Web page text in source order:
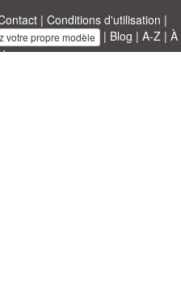
| Conditions d'utilisation |
votre propre modèle | Blog | A-Z | À
nous